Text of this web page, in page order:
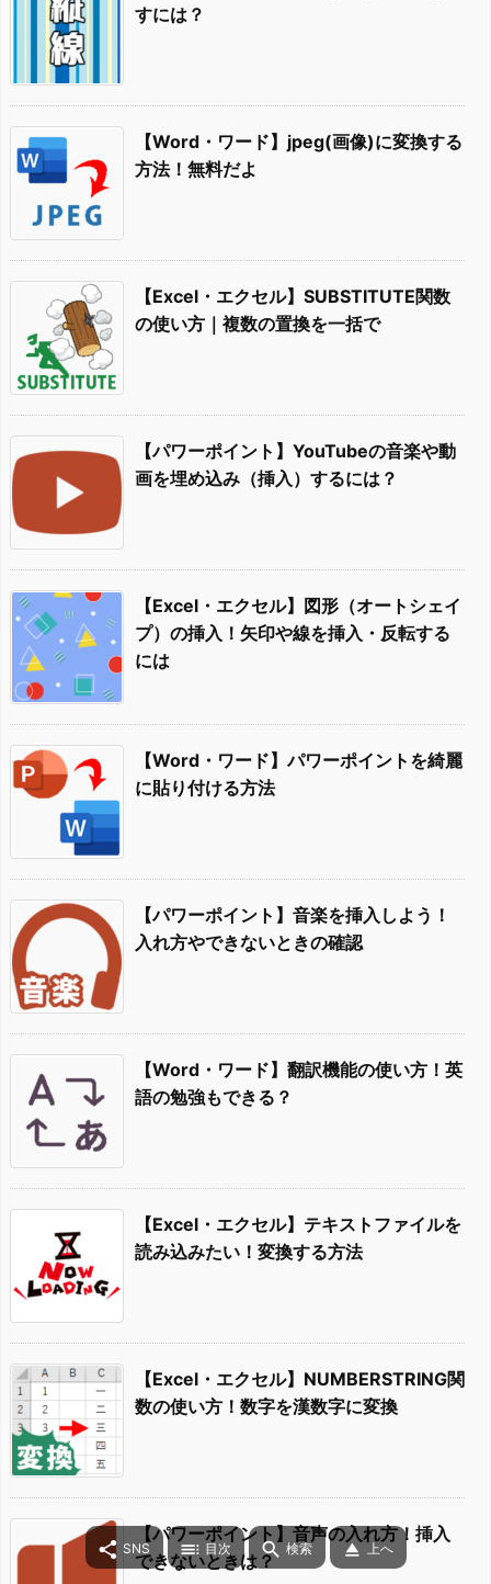
すには？
【Word・ワード】jpeg(画像)に変換する
方法！無料だよ
【Excel・エクセル】SUBSTITUTE関数
の使い方｜複数の置換を一括で
【パワーポイント】YouTubeの音楽や動
画を埋め込み（挿入）するには？
【Excel・エクセル】図形（オートシェイ
プ）の挿入！矢印や線を挿入・反転する
には
【Word・ワード】パワーポイントを綺麗
に貼り付ける方法
【パワーポイント】音楽を挿入しよう！
入れ方やできないときの確認
【Word・ワード】翻訳機能の使い方！英
語の勉強もできる？
【Excel・エクセル】テキストファイルを
読み込みたい！変換する方法
【Excel・エクセル】NUMBERSTRING関
数の使い方！数字を漢数字に変換
【パワーポイント】音声の入れ方！挿入
できないときは？
 SNS  目次  検索  上へ